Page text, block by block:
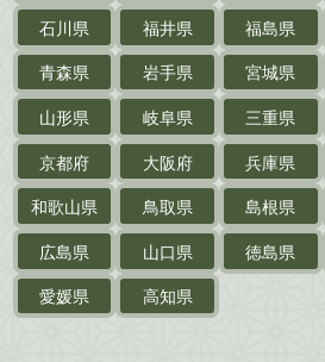
探偵小説・推理小
乗物
鉄道・
電車・バス
戦前・戦中の紙物
絵葉書
支那・満洲・朝鮮
台湾関係古資料
ポスター・チラシ・
石川県
福井県 福島県
青森県
岩手県 宮城県
山形県
岐阜県 三重県
京都府
大阪府 兵庫県
和歌山県
鳥取県 島根県
広島県
山口県 徳島県
愛媛県
高知県